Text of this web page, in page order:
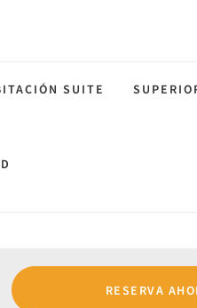
SUITE
RESERVA